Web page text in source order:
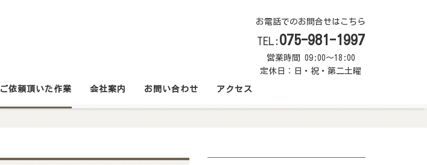
お電話でのお問合せはこちら
TEL:075-981-1997
営業時間 09:00～18:00
定休日：日・祝・第二土曜
ご依頼頂いた作業 会社案内 お問い合わせ アクセス